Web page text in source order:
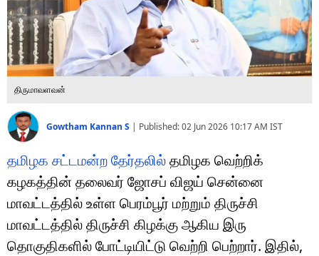
போட்டோ கேலரி
திருமாவளவன்
Gowtham Kannan S | Published:02 Jun 2026 10:17 AM IST
தமிழக சட்டமன்ற தேர்தலில்தமிழக வெற்றிக்
கழகத்தின் தலைவர் ஜோசப் விஜய் சென்னை
மாவட்டத்தில் உள்ள பெரம்பூர் மற்றும் திருச்சி
மாவட்டத்தில் திருச்சி கிழக்கு ஆகிய இரு
தொகுதிகளில் போட்டியிட்டு வெற்றி பெற்றார். இதில்,